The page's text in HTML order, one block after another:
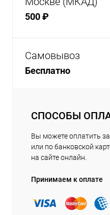
500 ₽
Самовывоз
Бесплатно
СПОСОБЫ
Вы можете оплатить
или по банковской
на сайте онлайн.
Принимаем к оплате